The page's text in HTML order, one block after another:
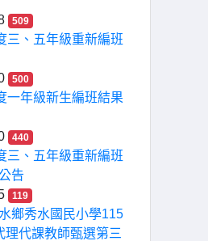
509
三、五年級重新編班
500
一年級新生編班結果
440
三、五年級重新編班
告
119
鄉秀水國民小學115
理代課教師甄選第三